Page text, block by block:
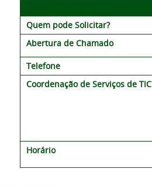
Quem pode Solicitar?
Abertura de Chamado
Telefone
Coordenação de Serviços de TIC
Horário